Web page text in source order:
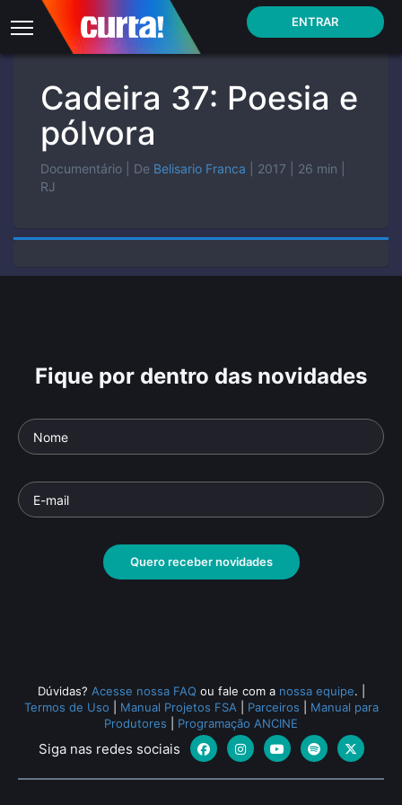
ENTRAR
Cadeira 37: Poesia e
pólvora
Documentário | De Belisario Franca | 2017 | 26 min
RJ
Fique por dentro das novidades
Quero receber novidades
Dúvidas? Acesse nossa FAQ ou fale com a nossa equipe.
Termos de Uso
Manual Projetos FSA Parceiros
Manual para
Produtores
Programação ANCINE
Siga nas redes sociais